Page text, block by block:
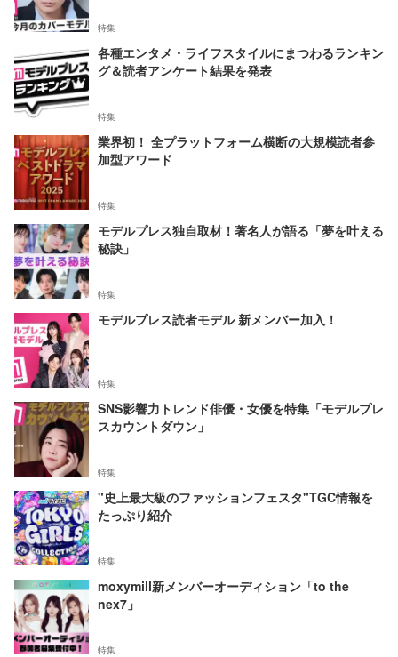
特集
各種エンタメ・ライフスタイルにまつわるランキン
グ＆読者アンケート結果を発表
特集
業界初！ 全プラットフォーム横断の大規模読者参
加型アワード
特集
モデルプレス独自取材！著名人が語る「夢を叶える
秘訣」
特集
モデルプレス読者モデル 新メンバー加入！
特集
SNS影響力トレンド俳優・女優を特集「モデルプレ
スカウントダウン」
特集
"史上最大級のファッションフェスタ"TGC情報を
たっぷり紹介
特集
moxymill新メンバーオーディション「to the
nex7」
特集